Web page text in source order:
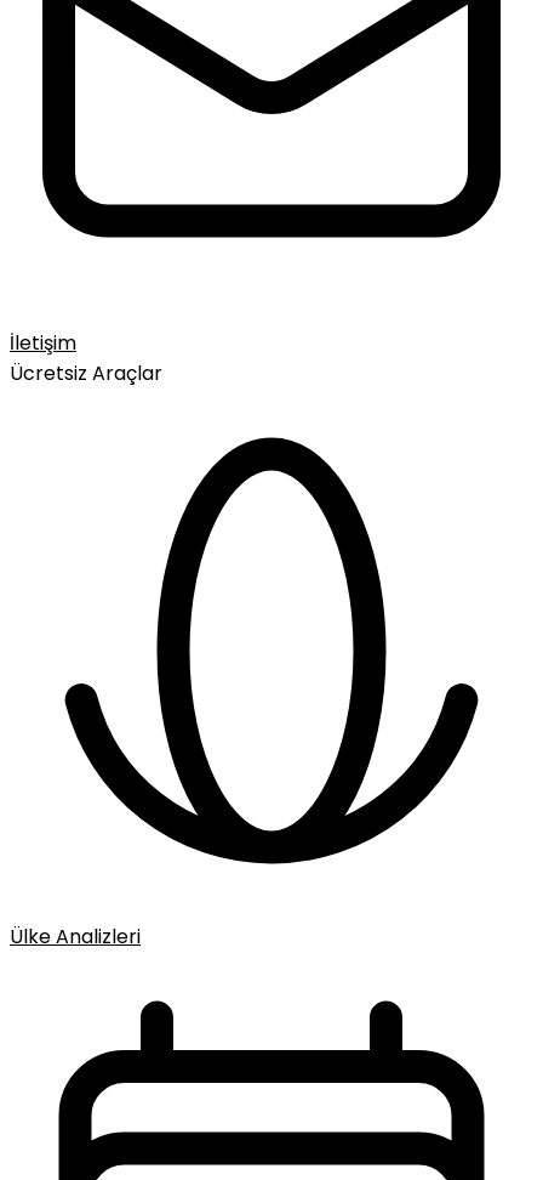
İletişim
Ücretsiz Araçlar
Ülke Analizleri